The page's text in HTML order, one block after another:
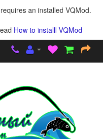
an installed VQMod.
How to installl VQMod